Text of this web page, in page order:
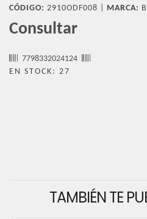
CÓDIGO: 2910ODF008 | MARCA:
Consultar
7798332024124
EN STOCK: 27
TAMBIÉN TE